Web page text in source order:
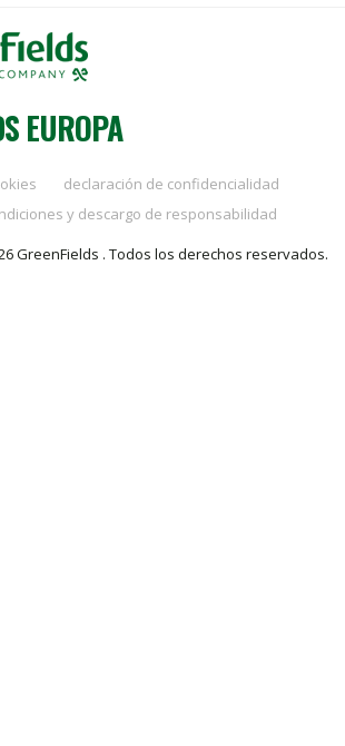
EUROPA
declaración de confidencialidad
y descargo de responsabilidad
GreenFields . Todos los derechos reservados.